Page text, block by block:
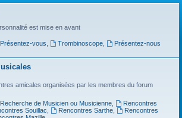
est mise en avant
Présentez-vous Trombinoscope,
Présentez-nous
amicales organisées par les membres du forum
Recherche de Musicien ou Musicienne,
Rencontres
Souillac Rencontres Sarthe,
Rencontres